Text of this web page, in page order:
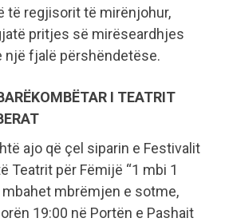
të regjisorit të mirënjohur,
pritjes së mirëseardhjes
një fjalë përshëndetëse.
I TEATRIT
ajo që çel siparin e Festivalit
Teatrit për Fëmijë “1 mbi 1
mbahet mbrëmjen e sotme,
19:00 në Portën e Pashait